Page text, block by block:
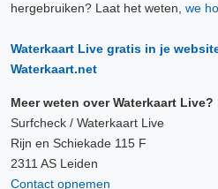
hergebruiken? Laat het weten, we
Waterkaart Live gratis in je
Waterkaart.net
Meer weten over Waterkaart Live?
Surfcheck / Waterkaart Live
Rijn en Schiekade 115 F
2311 AS Leiden
Contact opnemen